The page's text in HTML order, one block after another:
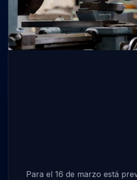
Para el 16 de marzo está